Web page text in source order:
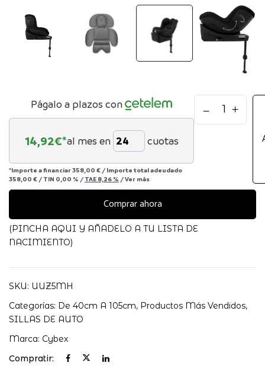
419,95 €.329,95 €.
Págalo a plazos con
14,92€*al mes en cuotas
*Importe a financiar358,00 € / Importe total adeudado
358,00 € / TIN 0,00 % / TAE 8,26 % /Ver más
Auto
(gris)
Comprar ahora
(PINCHA AQUI Y AÑADELO A TU LISTA DE
NACIMIENTO)
SKU: UUZ5MH
Categorías: De 40cm A 105cm, Productos Más Vendidos,
SILLAS DE AUTO
Marca: Cybex
Compratir: